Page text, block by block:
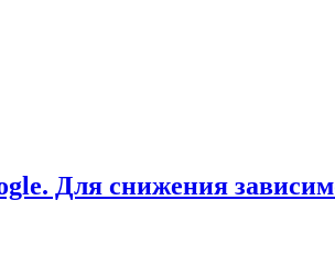
Для снижения